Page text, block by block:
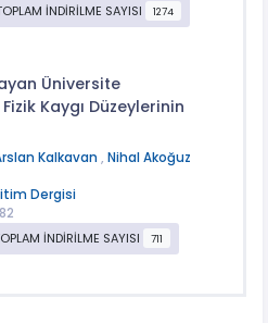
İNDİRİLME SAYISI 1274
Üniversite
Kaygı Düzeylerinin
Kalkavan , Nihal Akoğuz
Dergisi
İNDİRİLME SAYISI 711